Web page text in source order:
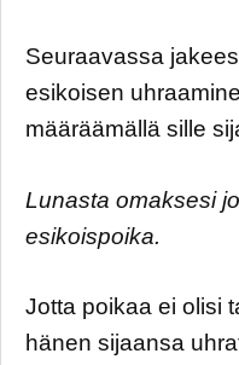
Seuraavassa
esikoisen
määräämällä sille
Lunasta omaksesi
esikoispoika.
Jotta poikaa ei olisi
hänen sijaansa